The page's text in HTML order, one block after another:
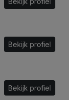
Bekijk profiel
Bekijk profiel